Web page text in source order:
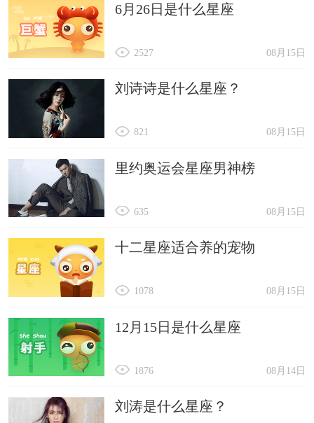
6月26日是什么星座
08月15日
2527
刘诗诗是什么星座？
08月15日
821
里约奥运会星座男神榜
08月15日
635
十二星座适合养的宠物
08月15日
1078
12月15日是什么星座
08月14日
1876
刘涛是什么星座？